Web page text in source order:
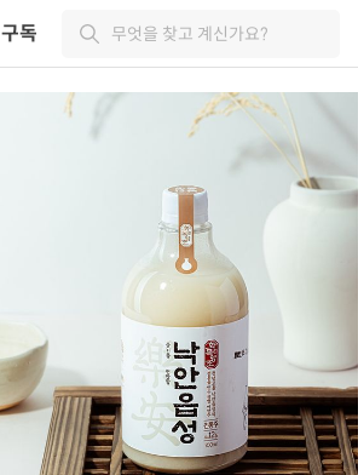
구독 무엇을 찾고 계신가요?